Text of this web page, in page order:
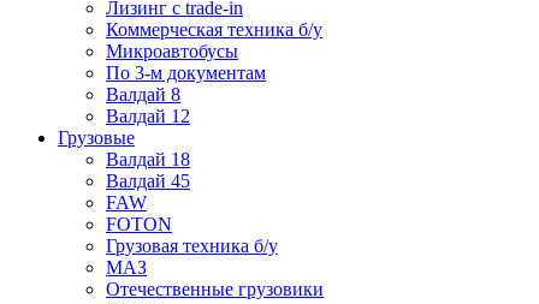
Лизинг с trade-in
Коммерческая техника б/у
Микроавтобусы
По 3-м документам
Валдай 8
Валдай 12
Грузовые
Валдай 18
Валдай 45
FAW
FOTON
Грузовая техника б/у
МАЗ
Отечественные грузовики